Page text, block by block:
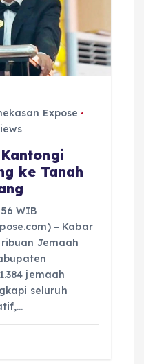
Expose
ke Tanah
WIB
– Kabar
Jemaah
jemaah
seluruh